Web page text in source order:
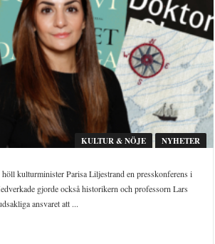
KULTUR & NÖJE NYHETER
höll kulturminister Parisa Liljestrand en presskonferens i
gjorde också historikern och professorn Lars
ansvaret att ...